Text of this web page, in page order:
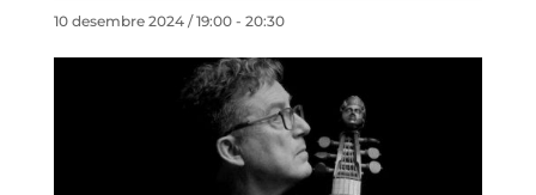
10 desembre 2024 / 19:00- 20:30